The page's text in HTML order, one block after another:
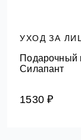
УХОД ЗА
Подарочный
Силапант
1530 ₽